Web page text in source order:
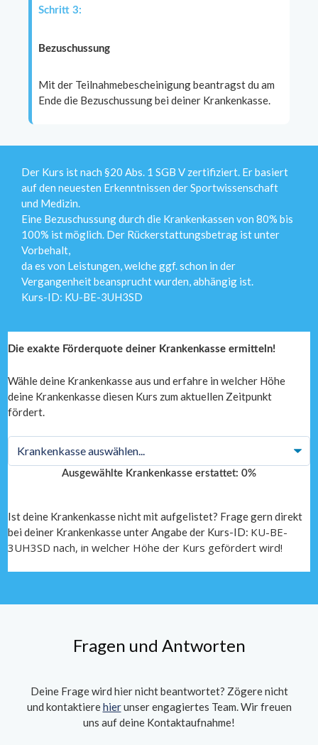
Schritt 3:
Bezuschussung
Mit der Teilnahmebescheinigung beantragst du am
Ende die Bezuschussung bei deiner Krankenkasse.
Der Kurs ist nach §20 Abs. 1 SGB V zertifiziert. Er basiert
auf den neuesten Erkenntnissen der Sportwissenschaft
und Medizin.
Eine Bezuschussung durch die Krankenkassen von 80% bis
100% ist möglich. Der Rückerstattungsbetrag ist unter
Vorbehalt,
da es von Leistungen, welche ggf. schon in der
Vergangenheit beansprucht wurden, abhängig ist.
Kurs-ID: KU-BE-3UH3SD
Die exakte Förderquote deiner Krankenkasse ermitteln!
Wähle deine Krankenkasse aus und erfahre in welcher Höhe
deine Krankenkasse diesen Kurs zum aktuellen Zeitpunkt
fördert.
Ausgewählte Krankenkasse erstattet: 0%
Ist deine Krankenkasse nicht mit aufgelistet? Frage gern direkt
bei deiner Krankenkasse unter Angabe der Kurs-ID: KU-BE-
3UH3SD nach, in welcher Höhe der Kurs gefördert wird!
Fragen und Antworten
Deine Frage wird hier nicht beantwortet? Zögere nicht
und kontaktierehierunser engagiertes Team. Wir freuen
uns auf deine Kontaktaufnahme!